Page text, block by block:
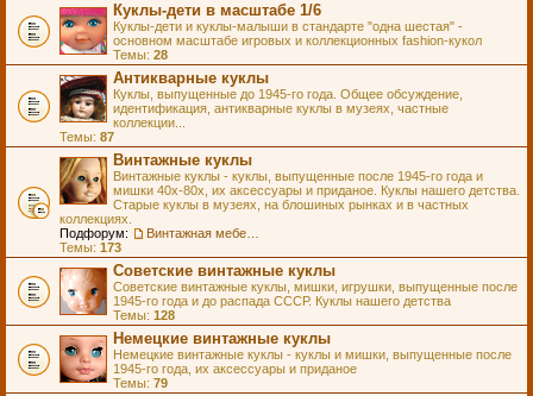
Куклы-дети в масштабе 1/6
Куклы-дети и куклы-малыши в стандарте "одна шестая" -
основном масштабе игровых и коллекционных fashion-кукол
Темы: 28
Антикварные куклы
Куклы, выпущенные до 1945-го года. Общее обсуждение,
идентификация, антикварные куклы в музеях, частные
коллекции...
Темы: 87
Винтажные куклы
Винтажные куклы - куклы, выпущенные после 1945-го года и
мишки 40х-80х, их аксессуары и приданое. Куклы нашего детства.
Старые куклы в музеях, на блошиных рынках и в частных
коллекциях.
Подфорум:
Темы: 173
Советские винтажные куклы
Советские винтажные куклы, мишки, игрушки, выпущенные после
1945-го года и до распада СССР. Куклы нашего детства
Темы: 128
Немецкие винтажные куклы
Немецкие винтажные куклы - куклы и мишки, выпущенные после
1945-го года, их аксессуары и приданое
Темы: 79